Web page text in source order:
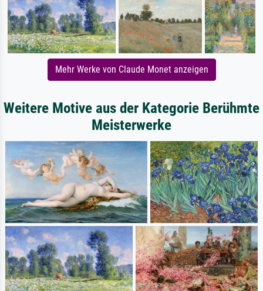
Mehr Werke von Claude Monet anzeigen
Weitere Motive aus der Kategorie Berühmte
Meisterwerke